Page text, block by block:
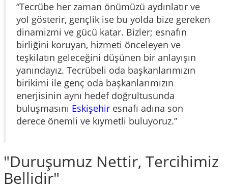
“Tecrübe her zaman önümüzü aydınlatır ve
yol gösterir, gençlik ise bu yolda bize gereken
dinamizmi ve gücü katar. Bizler; esnafın
birliğini koruyan, hizmeti önceleyen ve
teşkilatın geleceğini düşünen bir anlayışın
yanındayız. Tecrübeli oda başkanlarımızın
birikimi ile genç oda başkanlarımızın
enerjisinin aynı hedef doğrultusunda
buluşmasını Eskişehir esnafı adına son
derece önemli ve kıymetli buluyoruz.”
"Duruşumuz Nettir, Tercihimiz
Bellidir"